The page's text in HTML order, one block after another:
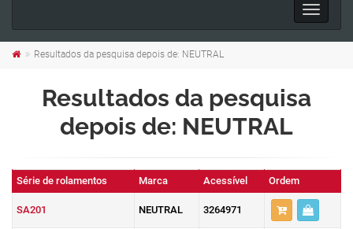
Toggle
Resultados da pesquisa depois de: NEUTRAL
Resultados da pesquisa
depois de: NEUTRAL
Série de rolamentos Marca Acessível Ordem
SA201 NEUTRAL 3264971